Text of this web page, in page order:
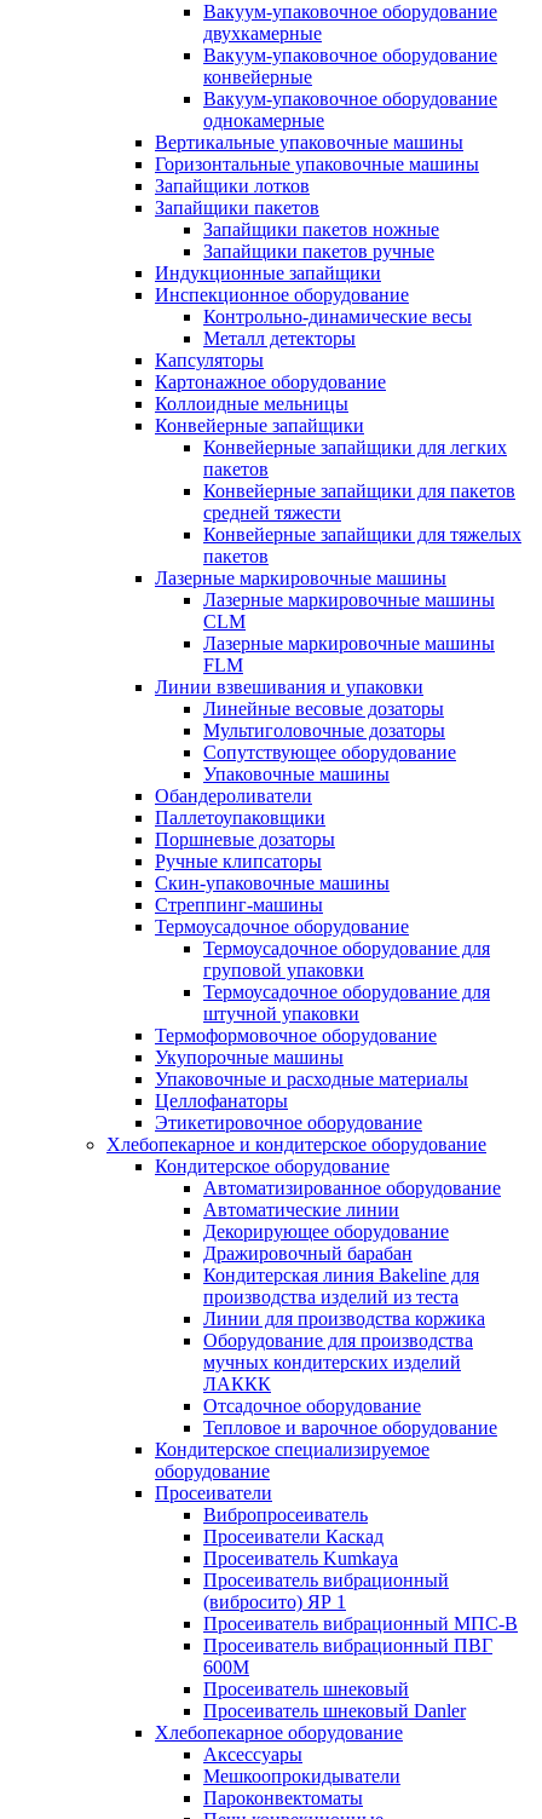
Вакуум-упаковочное оборудование
двухкамерные
Вакуум-упаковочное оборудование
конвейерные
Вакуум-упаковочное оборудование
однокамерные
Вертикальные упаковочные машины
Горизонтальные упаковочные машины
Запайщики лотков
Запайщики пакетов
Запайщики пакетов ножные
Запайщики пакетов ручные
Индукционные запайщики
Инспекционное оборудование
Контрольно-динамические весы
Металл детекторы
Капсуляторы
Картонажное оборудование
Коллоидные мельницы
Конвейерные запайщики
Конвейерные запайщики для легких
пакетов
Конвейерные запайщики для пакетов
средней тяжести
Конвейерные запайщики для тяжелых
пакетов
Лазерные маркировочные машины
Лазерные маркировочные машины
CLM
Лазерные маркировочные машины
FLM
Линии взвешивания и упаковки
Линейные весовые дозаторы
Мультиголовочные дозаторы
Сопутствующее оборудование
Упаковочные машины
Обандероливатели
Паллетоупаковщики
Поршневые дозаторы
Ручные клипсаторы
Скин-упаковочные машины
Стреппинг-машины
Термоусадочное оборудование
Термоусадочное оборудование для
груповой упаковки
Термоусадочное оборудование для
штучной упаковки
Термоформовочное оборудование
Укупорочные машины
Упаковочные и расходные материалы
Целлофанаторы
Этикетировочное оборудование
Хлебопекарное и кондитерское оборудование
Кондитерское оборудование
Автоматизированное оборудование
Автоматические линии
Декорирующее оборудование
Дражировочный барабан
Кондитерская линия Bakeline для
производства изделий из теста
Линии для производства коржика
Оборудование для производства
мучных кондитерских изделий
ЛАККК
Отсадочное оборудование
Тепловое и варочное оборудование
Кондитерское специализируемое
оборудование
Просеиватели
Вибропросеиватель
Просеиватели Каскад
Просеиватель Kumkaya
Просеиватель вибрационный
(вибросито) ЯР 1
Просеиватель вибрационный МПС-В
Просеиватель вибрационный ПВГ
600М
Просеиватель шнековый
Просеиватель шнековый Danler
Хлебопекарное оборудование
Аксессуары
Мешкоопрокидыватели
Пароконвектоматы